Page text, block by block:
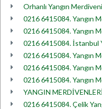
Orhanlı Yangın Merdiveni
0216 6415084. Yangın
0216 6415084. Yangın
0216 6415084. İstanbul
0216 6415084. Yangın
0216 6415084. Yangın
0216 6415084. Yangın
YANGIN
0216 6415084. Çelik